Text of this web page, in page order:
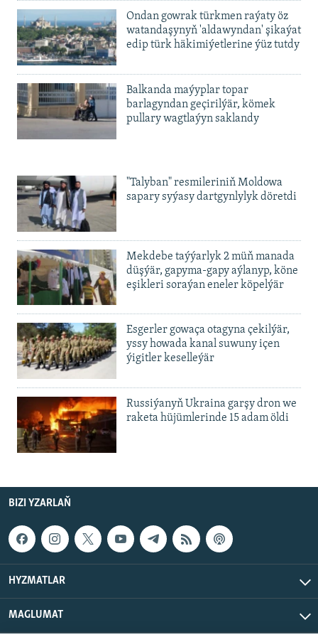
Ondan gowrak türkmen raýaty öz
watandaşynyň 'aldawyndan' şikaýat
edip türk häkimiýetlerine ýüz tutdy
Balkanda maýyplar topar
barlagyndan geçirilýär, kömek
pullary wagtlaýyn saklandy
"Talyban" resmileriniň Moldowa
sapary syýasy dartgynlylyk döretdi
Mekdebe taýýarlyk 2 müň manada
düşýär, gapyma-gapy aýlanyp, köne
eşikleri soraýan eneler köpelýär
Esgerler gowaça otagyna çekilýär,
yssy howada kanal suwuny içen
ýigitler keselleýär
Russiýanyň Ukraina garşy dron we
raketa hüjümlerinde 15 adam öldi
BIZI YZARLAŇ
HYZMATLAR
MAGLUMAT